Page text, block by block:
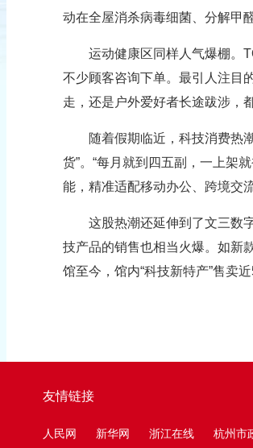
动在全屋消杀病毒细菌、分解甲
运动健康区同样人气爆棚。
不少顾客咨询下单。最引人注目
走，还是户外爱好者长途跋涉，都
随着假期临近，科技消费热
货”。“每月就到四五副，一上架
能，精准适配移动办公、跨境交
这股热潮还延伸到了文三数
技产品的销售也相当火爆。如新
馆至今，馆内“科技新特产”售卖近
友情链接
人民网 新华网 浙江在线 杭州市